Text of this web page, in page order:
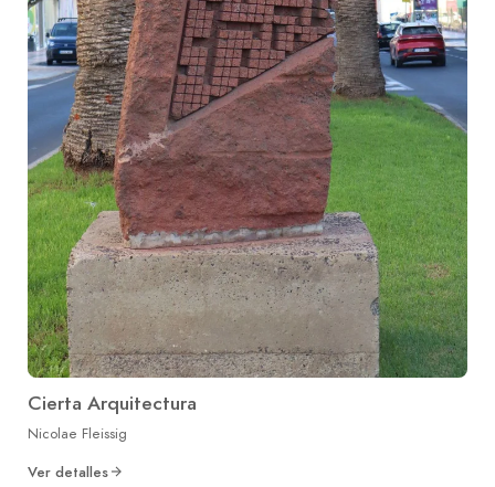
Cierta Arquitectura
Nicolae Fleissig
Ver detalles